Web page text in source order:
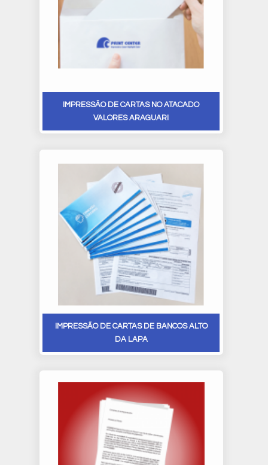
IMPRESSÃO DE CARTAS NO ATACADO
VALORES ARAGUARI
IMPRESSÃO DE CARTAS DE BANCOS ALTO
DA LAPA